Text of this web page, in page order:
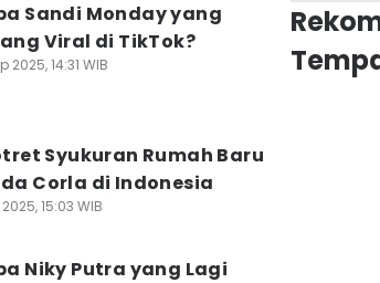
Sandi Monday yang
Viral di TikTok?
2025, 14:31 WIB
Syukuran Rumah Baru
Corla di Indonesia
15:03 WIB
Niky Putra yang Lagi